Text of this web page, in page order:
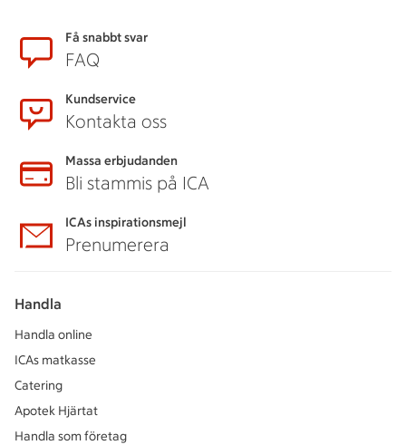
SidfotFå snabbt svar
FAQ
Kundservice
Kontakta oss
Massa erbjudanden
Bli stammis på ICA
ICAs inspirationsmejl
Prenumerera
Handla
Handla online
ICAs matkasse
Catering
Apotek Hjärtat
Handla som företag